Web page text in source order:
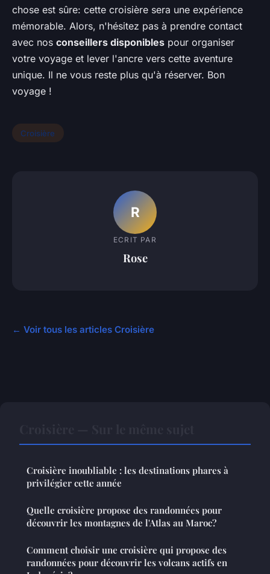
chose est sûre: cette croisière sera une expérience
mémorable. Alors, n'hésitez pas à prendre contact
avec nos conseillers disponibles pour organiser
votre voyage et lever l'ancre vers cette aventure
unique. Il ne vous reste plus qu'à réserver. Bon
voyage !
Croisière
R
ECRIT PAR
Rose
← Voir tous les articles Croisière
Croisière inoubliable : les destinations phares à
privilégier cette année
Quelle croisière propose des randonnées pour
découvrir les montagnes de l'Atlas au Maroc?
Comment choisir une croisière qui propose des
randonnées pour découvrir les volcans actifs en